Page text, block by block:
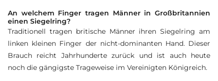
An welchem Finger tragen Männer in Großbritannien
einen Siegelring?
Traditionell tragen britische Männer ihren Siegelring am
linken kleinen Finger der nicht-dominanten Hand. Dieser
Brauch reicht Jahrhunderte zurück und ist auch heute
noch die gängigste Trageweise im Vereinigten Königreich.